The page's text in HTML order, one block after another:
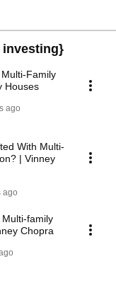
investing}
Family
Houses
ago
With Multi-
| Vinney
ago
family
Chopra